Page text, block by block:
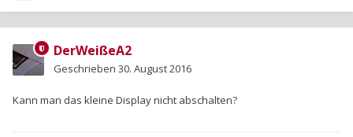
DerWeißeA2
Geschrieben 30. August 2016
Kann man das kleine Display nicht abschalten?